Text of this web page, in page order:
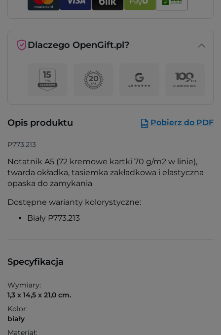
Dlaczego OpenGift.pl?
Opis produktu Pobierz do PDF
P773.213
Notatnik A5 (72 kremowe kartki 70 g/m2 w linie),
twarda okładka, tasiemka zakładkowa i elastyczna
opaska do zamykania
Dostępne warianty kolorystyczne:
Biały P773.213
Specyfikacja
Wymiary:
1,3 x 14,5 x 21,0 cm.
Kolor:
biały
Materiał: